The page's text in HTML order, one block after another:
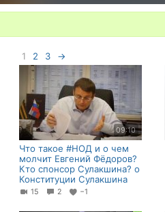
1 2 3 →
09:10
Что такое #НОД и о чем
молчит Евгений Фёдоров?
Кто спонсор Сулакшина? о
Конституции Сулакшина
15 2 −1